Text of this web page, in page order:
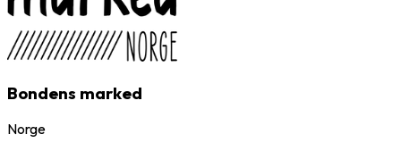
Bondens marked
Norge